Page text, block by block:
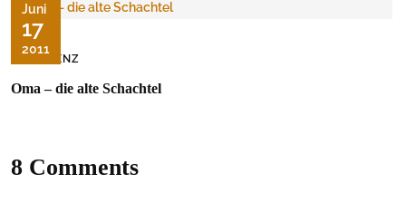
Juni
17
2011
DEMENZ
Oma – die alte Schachtel
8 Comments